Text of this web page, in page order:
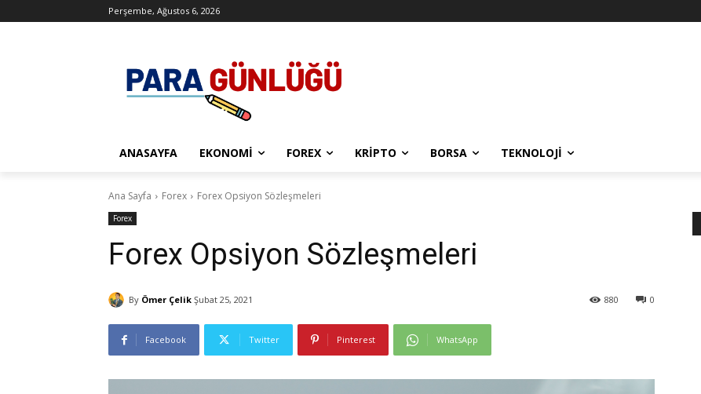
Perşembe, Ağustos 6, 2026
ANASAYFA EKONOMI FOREX KRIPTO BORSA TEKNOLOJI
Ana Sayfa Forex Forex Opsiyon Sözleşmeleri
Forex
Forex Opsiyon Sözleşmeleri
By Ömer Çelik Şubat 25, 2021 0
880
Facebook Twitter Pinterest WhatsApp